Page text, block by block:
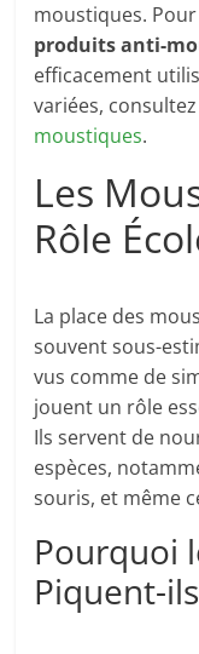
moustiques.
produits anti-
efficacement
variées,
moustiques.
Les
Rôle
La place des
souvent sous-
vus comme de
jouent un rôle
Ils servent de
espèces,
souris, et même
Pourquoi
Piquent-